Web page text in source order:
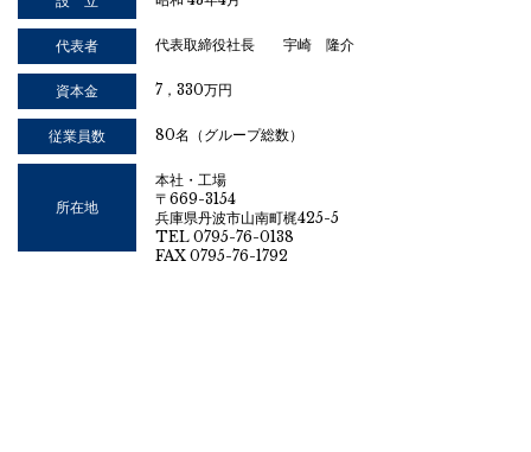
代表者 代表取締役社長 宇崎 隆介
資本金 7，330万円
従業員数 80名（グループ総数）
所在地
本社・工場
〒669-3154
兵庫県丹波市山南町梶425-5
TEL 0795-76-0138
FAX 0795-76-1792